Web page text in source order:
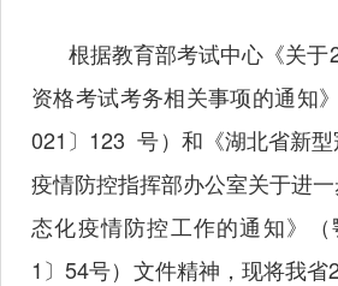
根据教育部考试中心《关于
资格考试考务相关事项的通知
021〕123 号）和《湖北省新
疫情防控指挥部办公室关于进
态化疫情防控工作的通知》
1〕54号）文件精神，现将我